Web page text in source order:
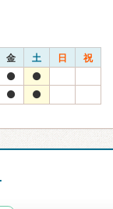
金 土 日 祝